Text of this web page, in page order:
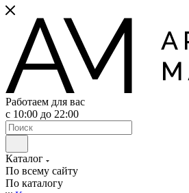
Работаем для вас
с 10:00 до 22:00
Каталог
По всему сайту
По каталогу